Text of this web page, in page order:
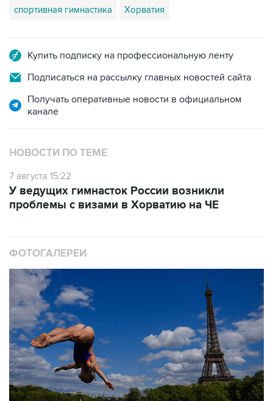
спортивная гимнастика Хорватия
Купить подписку на профессиональную ленту
Подписаться на рассылку главных новостей сайта
Получать оперативные новости в официальном
канале
НОВОСТИ ПО ТЕМЕ
7 августа 15:22
У ведущих гимнасток России возникли
проблемы с визами в Хорватию на ЧЕ
ФОТОГАЛЕРЕИ